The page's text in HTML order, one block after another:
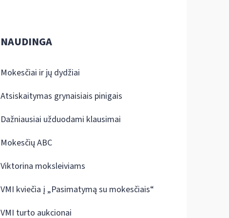
NAUDINGA
Mokesčiai ir jų dydžiai
Atsiskaitymas grynaisiais pinigais
Dažniausiai užduodami klausimai
Mokesčių ABC
Viktorina moksleiviams
VMI kviečia į „Pasimatymą su mokesčiais“
VMI turto aukcionai